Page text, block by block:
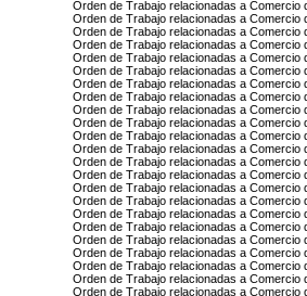
Orden de Trabajo relacionadas a Comercio
Orden de Trabajo relacionadas a Comercio
Orden de Trabajo relacionadas a Comercio
Orden de Trabajo relacionadas a Comercio
Orden de Trabajo relacionadas a Comercio
Orden de Trabajo relacionadas a Comercio
Orden de Trabajo relacionadas a Comercio
Orden de Trabajo relacionadas a Comercio
Orden de Trabajo relacionadas a Comercio
Orden de Trabajo relacionadas a Comercio
Orden de Trabajo relacionadas a Comercio
Orden de Trabajo relacionadas a Comercio
Orden de Trabajo relacionadas a Comercio
Orden de Trabajo relacionadas a Comercio
Orden de Trabajo relacionadas a Comercio
Orden de Trabajo relacionadas a Comercio
Orden de Trabajo relacionadas a Comercio
Orden de Trabajo relacionadas a
Orden de Trabajo relacionadas a Comercio
Orden de Trabajo relacionadas a Comercio
Orden de Trabajo relacionadas a Comercio
Orden de Trabajo relacionadas a
Orden de Trabajo relacionadas a Comercio